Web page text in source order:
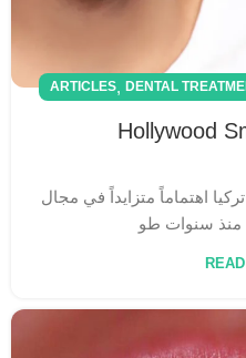
ARTICLES, DENTAL
Hollywood
اهتماماً متزايداً في مجال